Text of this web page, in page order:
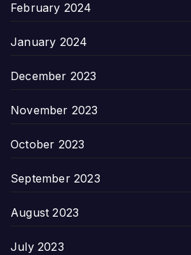
February 2024
January 2024
December 2023
November 2023
October 2023
September 2023
August 2023
July 2023